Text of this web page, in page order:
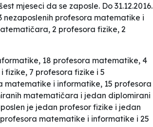
mjeseci da se zaposle. Do 31.12.2016.
nezaposlenih profesora matematike i
2 profesora fizike, 2
18 profesora matematike, 4
7 profesora fizike i 5
matematike i informatike, 15 profesora
matematičara i jedan diplomirani
je jedan profesor fizike i jedan
matematike i informatike i 25